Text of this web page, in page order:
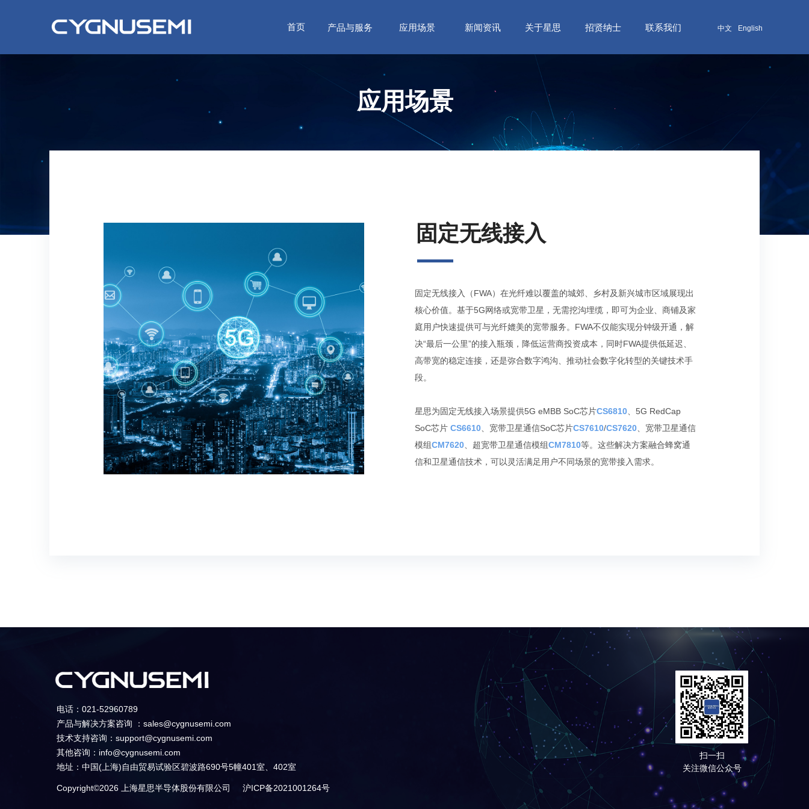
中文 English
首页 产品与服务 应用场景 新闻资讯 关于星思 招贤纳士 联系我们
固定无线接入
固定无线接入（FWA）在光纤难以覆盖的城郊、乡村及新兴城市区域展现出
核心价值。基于5G网络或宽带卫星，无需挖沟埋缆，即可为企业、商铺及家
庭用户快速提供可与光纤媲美的宽带服务。FWA不仅能实现分钟级开通，解
决“最后一公里”的接入瓶颈，降低运营商投资成本，同时FWA提供低延迟、
高带宽的稳定连接，还是弥合数字鸿沟、推动社会数字化转型的关键技术手
段。
星思为固定无线接入场景提供5G eMBB SoC芯片CS6810 、5G RedCap
SoC芯片 CS6610 、宽带卫星通信SoC芯片CS7610/CS7620 、宽带卫星通信
模组CM7620 、超宽带卫星通信模组CM7810等。这些解决方案融合蜂窝通
信和卫星通信技术，可以灵活满足用户不同场景的宽带接入需求。
应用场景
Copyright©2026 上海星思半导体股份有限公司 沪ICP备2021001264号
扫一扫
关注微信公众号
电话：021-52960789
产品与解决方案咨询 ：sales@cygnusemi.com
技术支持咨询：support@cygnusemi.com
其他咨询：info@cygnusemi.com
地址：中国(上海)自由贸易试验区碧波路690号5幢401室、402室